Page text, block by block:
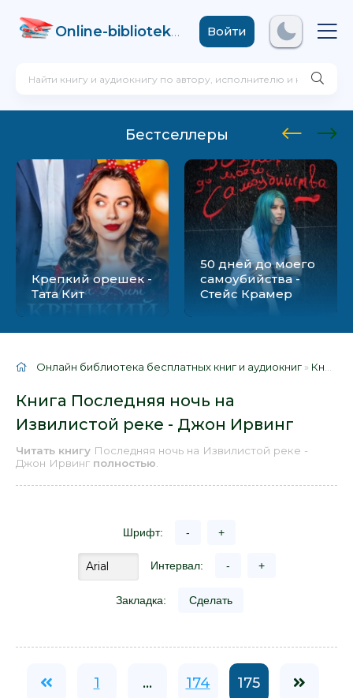
Online-biblioteka .comВойти
Бестселлеры
Крепкий орешек -
Тата Кит
50 дней до моего
самоубийства -
Стейс Крамер
Онлайн библиотека бесплатных книг и аудиокниг » Книги
Книга Последняя ночь на
Извилистой реке - Джон Ирвинг
Читать книгу Последняя ночь на Извилистой реке -
Джон Ирвинг полностью
Шрифт: - +
Интервал: - +
Закладка: Сделать
1 ... 174 175